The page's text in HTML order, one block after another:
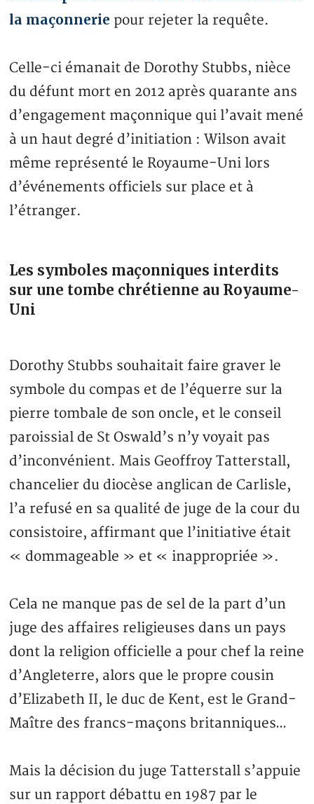
la maçonnerie pour rejeter la requête.
Celle-ci émanait de Dorothy Stubbs, nièce
du défunt mort en 2012 après quarante ans
d’engagement maçonnique qui l’avait mené
à un haut degré d’initiation : Wilson avait
même représenté le Royaume-Uni lors
d’événements officiels sur place et à
l’étranger.
Les symboles maçonniques interdits
sur une tombe chrétienne au Royaume-
Uni
Dorothy Stubbs souhaitait faire graver le
symbole du compas et de l’équerre sur la
pierre tombale de son oncle, et le conseil
paroissial de St Oswald’s n’y voyait pas
d’inconvénient. Mais Geoffroy Tatterstall,
chancelier du diocèse anglican de Carlisle,
l’a refusé en sa qualité de juge de la cour du
consistoire, affirmant que l’initiative était
« dommageable » et « inappropriée ».
Cela ne manque pas de sel de la part d’un
juge des affaires religieuses dans un pays
dont la religion officielle a pour chef la reine
d’Angleterre, alors que le propre cousin
d’Elizabeth II, le duc de Kent, est le Grand-
Maître des francs-maçons britanniques…
Mais la décision du juge Tatterstall s’appuie
sur un rapport débattu en 1987 par le